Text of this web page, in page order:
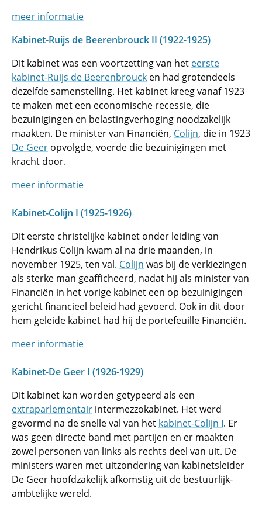
meer informatie
Kabinet-Ruijs de Beerenbrouck II (1922-1925)
Dit kabinet was een voortzetting van het eerste
kabinet-Ruijs de Beerenbrouck en had grotendeels
dezelfde samenstelling. Het kabinet kreeg vanaf 1923
te maken met een economische recessie, die
bezuinigingen en belastingverhoging noodzakelijk
maakten. De minister van Financiën, Colijn, die in 1923
De Geer opvolgde, voerde die bezuinigingen met
kracht door.
meer informatie
Kabinet-Colijn I (1925-1926)
Dit eerste christelijke kabinet onder leiding van
Hendrikus Colijn kwam al na drie maanden, in
november 1925, ten val. Colijn was bij de verkiezingen
als sterke man geafficheerd, nadat hij als minister van
Financiën in het vorige kabinet een op bezuinigingen
gericht financieel beleid had gevoerd. Ook in dit door
hem geleide kabinet had hij de portefeuille Financiën.
meer informatie
Kabinet-De Geer I (1926-1929)
Dit kabinet kan worden getypeerd als een
extraparlementair intermezzokabinet. Het werd
gevormd na de snelle val van het kabinet-Colijn I. Er
was geen directe band met partijen en er maakten
zowel personen van links als rechts deel van uit. De
ministers waren met uitzondering van kabinetsleider
De Geer hoofdzakelijk afkomstig uit de bestuurlijk-
ambtelijke wereld.